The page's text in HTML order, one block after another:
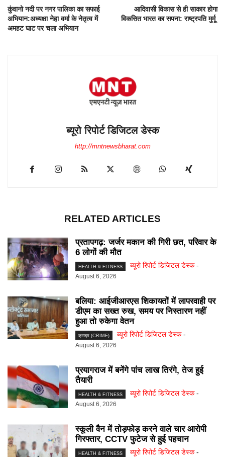
कुंवानो नदी पर नगर पालिका का सफाई
अभियान:अध्यक्षा नेहा वर्मा के नेतृत्व में
अमहट घाट पर चला अभियान
आदिवासी विकास से ही साकार होगा
विकसित भारत का सपना: राष्ट्रपति मुर्मू
ब्यूरो रिपोर्ट डिजिटल डेस्क
http://mntnewsbharat.com
RELATED ARTICLES
प्रतापगढ़: जर्जर मकान की गिरी छत, परिवार के
6 लोगों की मौत
HEALTH & FITNESS ब्यूरो रिपोर्ट डिजिटल डेस्क -
August 6, 2026
बलिया: आईजीआरएस शिकायतों में लापरवाही पर
डीएम का सख्त रुख, समय पर निस्तारण नहीं
हुआ तो रुकेगा वेतन
क्राइम (CRIME) ब्यूरो रिपोर्ट डिजिटल डेस्क -
August 6, 2026
प्रयागराज में बनेंगे पांच लाख तिरंगे, तेज हुई
तैयारी
HEALTH & FITNESS ब्यूरो रिपोर्ट डिजिटल डेस्क -
August 6, 2026
स्कूली वैन में तोड़फोड़ करने वाले चार आरोपी
गिरफ्तार, CCTV फुटेज से हुई पहचान
HEALTH & FITNESS ब्यूरो रिपोर्ट डिजिटल डेस्क -